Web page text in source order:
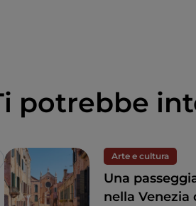
potrebbe
Arte e cultura
Una
nella Venezia